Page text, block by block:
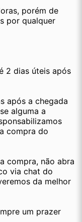
porém de
por qualquer
2 dias úteis após
após a chegada
alguma a
compra do
compra, não abra
via chat do
da melhor
um prazer